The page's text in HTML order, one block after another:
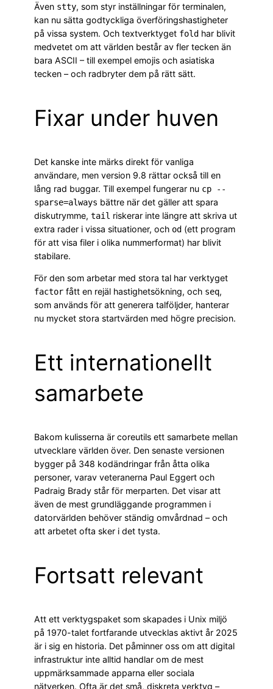
Även stty, som styr inställningar för terminalen,
kan nu sätta godtyckliga överföringshastigheter
på vissa system. Och textverktyget fold har blivit
medvetet om att världen består av fler tecken än
bara ASCII – till exempel emojis och asiatiska
tecken – och radbryter dem på rätt sätt.
Fixar under huven
Det kanske inte märks direkt för vanliga
användare, men version 9.8 rättar också till en
lång rad buggar. Till exempel fungerar nu cp --
sparse=always bättre när det gäller att spara
diskutrymme, tail riskerar inte längre att skriva ut
extra rader i vissa situationer, och od (ett program
för att visa filer i olika nummerformat) har blivit
stabilare.
För den som arbetar med stora tal har verktyget
factor fått en rejäl hastighetsökning, och seq,
som används för att generera talföljder, hanterar
nu mycket stora startvärden med högre precision.
Ett internationellt
samarbete
Bakom kulisserna är coreutils ett samarbete mellan
utvecklare världen över. Den senaste versionen
bygger på 348 kodändringar från åtta olika
personer, varav veteranerna Paul Eggert och
Padraig Brady står för merparten. Det visar att
även de mest grundläggande programmen i
datorvärlden behöver ständig omvårdnad – och
att arbetet ofta sker i det tysta.
Fortsatt relevant
Att ett verktygspaket som skapades i Unix miljö
på 1970-talet fortfarande utvecklas aktivt år 2025
är i sig en historia. Det påminner oss om att digital
infrastruktur inte alltid handlar om de mest
uppmärksammade apparna eller sociala
nätverken. Ofta är det små, diskreta verktyg –